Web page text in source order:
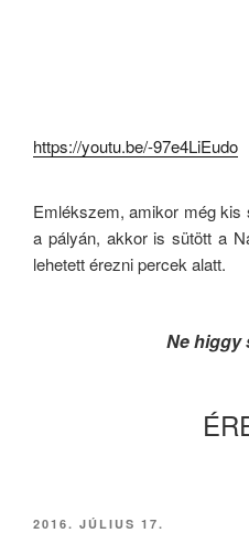
https://youtu.be/-97e4LiEudo
Emlékszem, amikor még
a pályán, akkor is sütött a
lehetett érezni percek alatt.
Ne higgy
BEKÜLDVE:
2016. JÚLIUS 17.